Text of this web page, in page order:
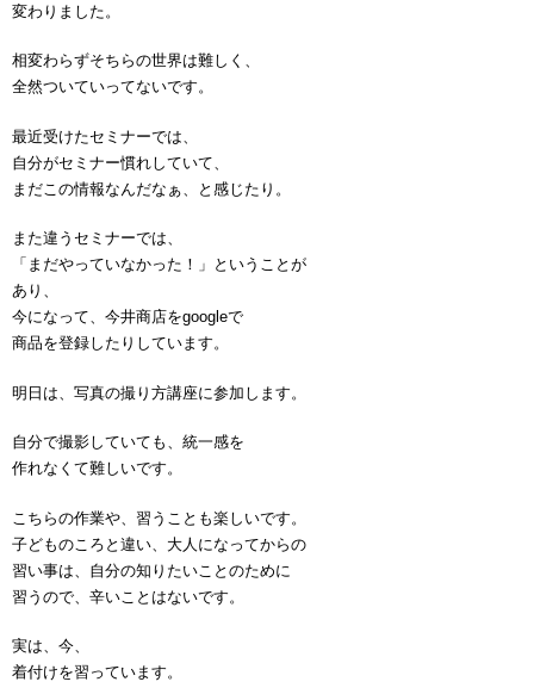
変わりました。
相変わらずそちらの世界は難しく、
全然ついていってないです。
最近受けたセミナーでは、
自分がセミナー慣れしていて、
まだこの情報なんだなぁ、と感じたり。
また違うセミナーでは、
「まだやっていなかった！」ということが
あり、
今になって、今井商店をgoogleで
商品を登録したりしています。
明日は、写真の撮り方講座に参加します。
自分で撮影していても、統一感を
作れなくて難しいです。
こちらの作業や、習うことも楽しいです。
子どものころと違い、大人になってからの
習い事は、自分の知りたいことのために
習うので、辛いことはないです。
実は、今、
着付けを習っています。